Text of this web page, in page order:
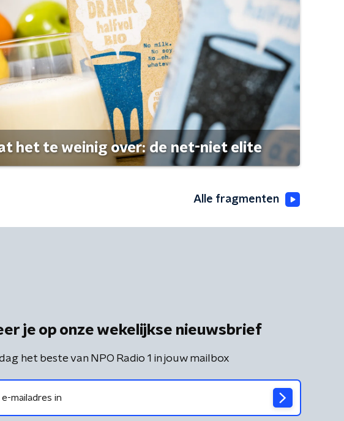
het te weinig over: de net-niet elite
Alle fragmenten
je op onze wekelijkse nieuwsbrief
het beste van NPO Radio 1 in jouw mailbox